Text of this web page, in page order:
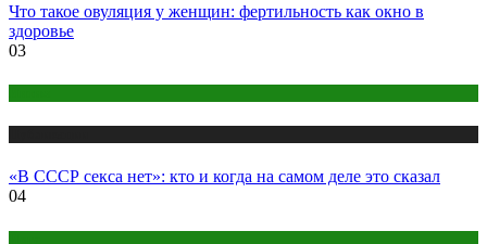
Что такое овуляция у женщин: фертильность как окно в
здоровье
03
«В СССР секса нет»: кто и когда на самом деле это сказал
04